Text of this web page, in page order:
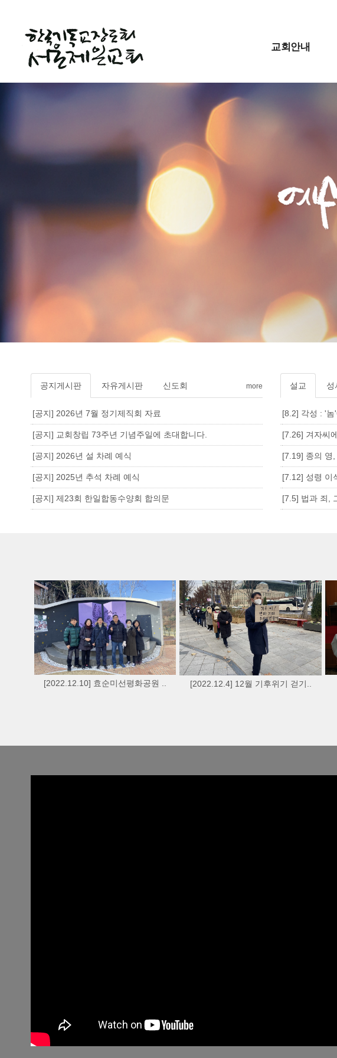
교회안내
공지게시판 자유게시판 신도회 more
[공지] 2026년 7월 정기제직회 자료
[공지] 교회창립 73주년 기념주일에 초대합니다.
[공지] 2026년 설 차례 예식
[공지] 2025년 추석 차례 예식
[공지] 제23회 한일합동수양회 합의문
설교 성
[8.2] 각성 : '놈'
[7.26] 겨자씨
[7.19] 종의 영
[7.12] 성령 이
[7.5] 법과 죄,
[2022.12.10] 효순미선평화공원 .. [2022.12.4] 12월 기후위기 걷기..